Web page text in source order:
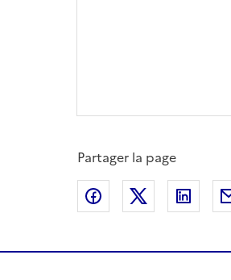
Partager la page
Partager surPartager sur